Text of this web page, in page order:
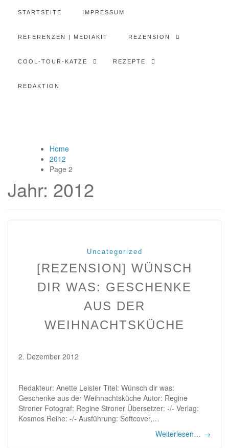
STARTSEITE IMPRESSUM
REFERENZEN | MEDIAKIT REZENSION
COOL-TOUR-KATZE REZEPTE
REDAKTION
Home
2012
Page 2
Jahr: 2012
Uncategorized
[REZENSION] WÜNSCH
DIR WAS: GESCHENKE
AUS DER
WEIHNACHTSKÜCHE
2. Dezember 2012
Redakteur: Anette Leister Titel: Wünsch dir was:
Geschenke aus der Weihnachtsküche Autor: Regine
Stroner Fotograf: Regine Stroner Übersetzer: -/- Verlag:
Kosmos Reihe: -/- Ausführung: Softcover,…
Weiterlesen… →